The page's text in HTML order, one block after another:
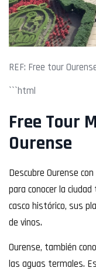
REF: Free tour
```html
Free Tour
Ourense
Descubre Ourense con
para conocer la
casco histórico, sus
de vinos.
Ourense, también
las aguas termales.